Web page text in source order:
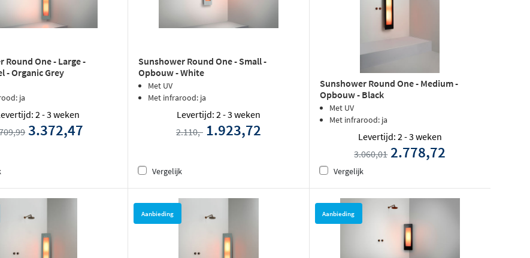
Round One - Large -
- Organic Grey
ja
Levertijd: 2 - 3 weken
3.372,47
Sunshower Round One - Small -
Opbouw - White
Met UV
Met infrarood: ja
Levertijd: 2 - 3 weken
2.110,- 1.923,72
Vergelijk
Sunshower Round One - Medium -
Opbouw - Black
Met UV
Met infrarood: ja
Levertijd: 2 - 3 weken
3.060,01 2.778,72
Vergelijk
Aanbieding Aanbieding